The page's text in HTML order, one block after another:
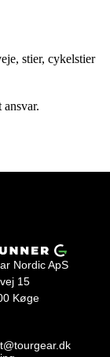
stier, cykelstier
Nordic ApS
15
Køge